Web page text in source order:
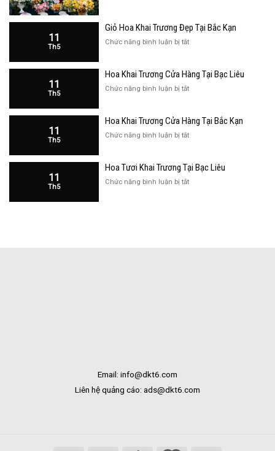
Khai
Đẹp
Liêu
11
Th5
Giỏ Hoa Khai Trương Đẹp Tại Bắc Kạn
Chức năng bình luận bị tắtở
Khai
Đẹp
Kạn
11
Th5
Hoa Khai Trương Cửa Hàng Tại Bạc Liêu
Chức năng bình luận bị tắtở
Trương
Hàng
Liêu
11
Th5
Hoa Khai Trương Cửa Hàng Tại Bắc Kạn
Chức năng bình luận bị tắtở
Trương
Hàng
11
Th5
Hoa Tươi Khai Trương Tại Bạc Liêu
Chức năng bình luận bị tắtở
Email: info@dkt6.com
Liên hệ quảng cáo: ads@dkt6.com